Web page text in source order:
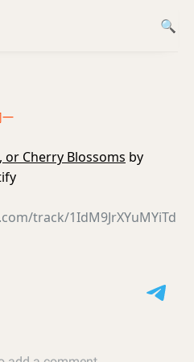
一
or Cherry Blossoms by
track/1IdM9JrXYuMYiTd